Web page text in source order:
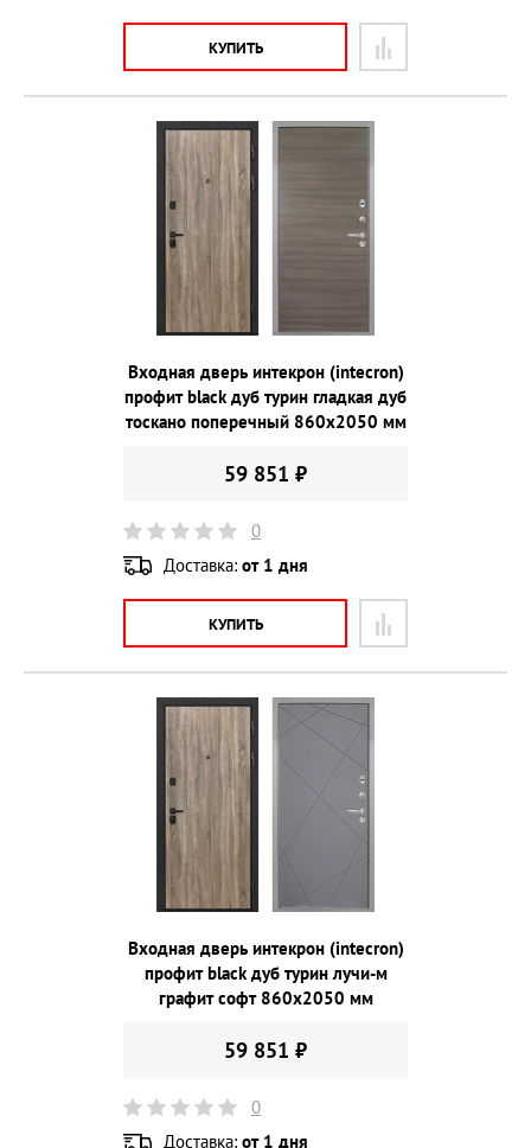
КУПИТЬ
Входная дверь интекрон (intecron)
профит black дуб турин гладкая дуб
тоскано поперечный 860х2050 мм
59 851 ₽
0
Доставка: от 1 дня
КУПИТЬ
Входная дверь интекрон (intecron)
профит black дуб турин лучи-м
графит софт 860х2050 мм
59 851 ₽
0
Доставка: от 1 дня